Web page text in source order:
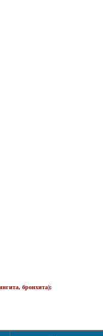
бронхита);